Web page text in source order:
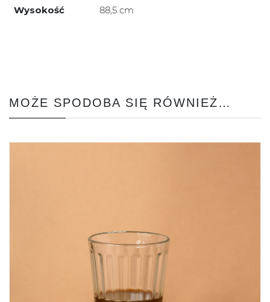
Wysokość 88,5 cm
MOŻE SPODOBA SIĘ RÓWNIEŻ…